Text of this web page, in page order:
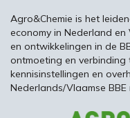
Agro&Chemie is het
economy in Nederland en
en ontwikkelingen in de
ontmoeting en verbinding
kennisinstellingen en
Nederlands/Vlaamse